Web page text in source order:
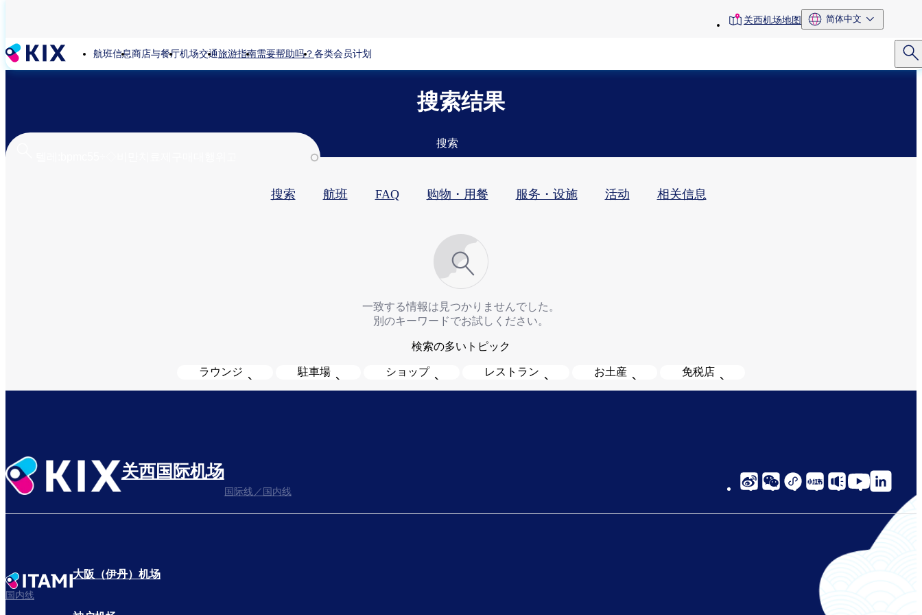
到
主
要
toolbar关西机场地图 简体中文
航班信息商店与餐厅机场交通旅游指南需要帮助吗？ 各类会员计划
搜索结果
搜索
搜索 航班 FAQ 购物・用餐​ 服务・设施​ 活动​ 相关信息
一致する情報は見つかりませんでした。
別のキーワードでお試しください。
検索の多いトピック
ラウンジ 駐車場 ショップ レストラン お土産 免税店
关西国际机场
国际线／国内线
大阪（伊丹）机场
国内线
social-
cn-